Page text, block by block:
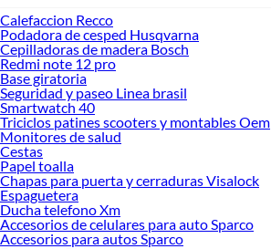
Calefaccion Recco
Podadora de cesped Husqvarna
Cepilladoras de madera Bosch
Redmi note 12 pro
Base giratoria
Seguridad y paseo Linea brasil
Smartwatch 40
Triciclos patines scooters y montables Oem
Monitores de salud
Cestas
Papel toalla
Chapas para puerta y cerraduras Visalock
Espaguetera
Ducha telefono Xm
Accesorios de celulares para auto Sparco
Accesorios para autos Sparco